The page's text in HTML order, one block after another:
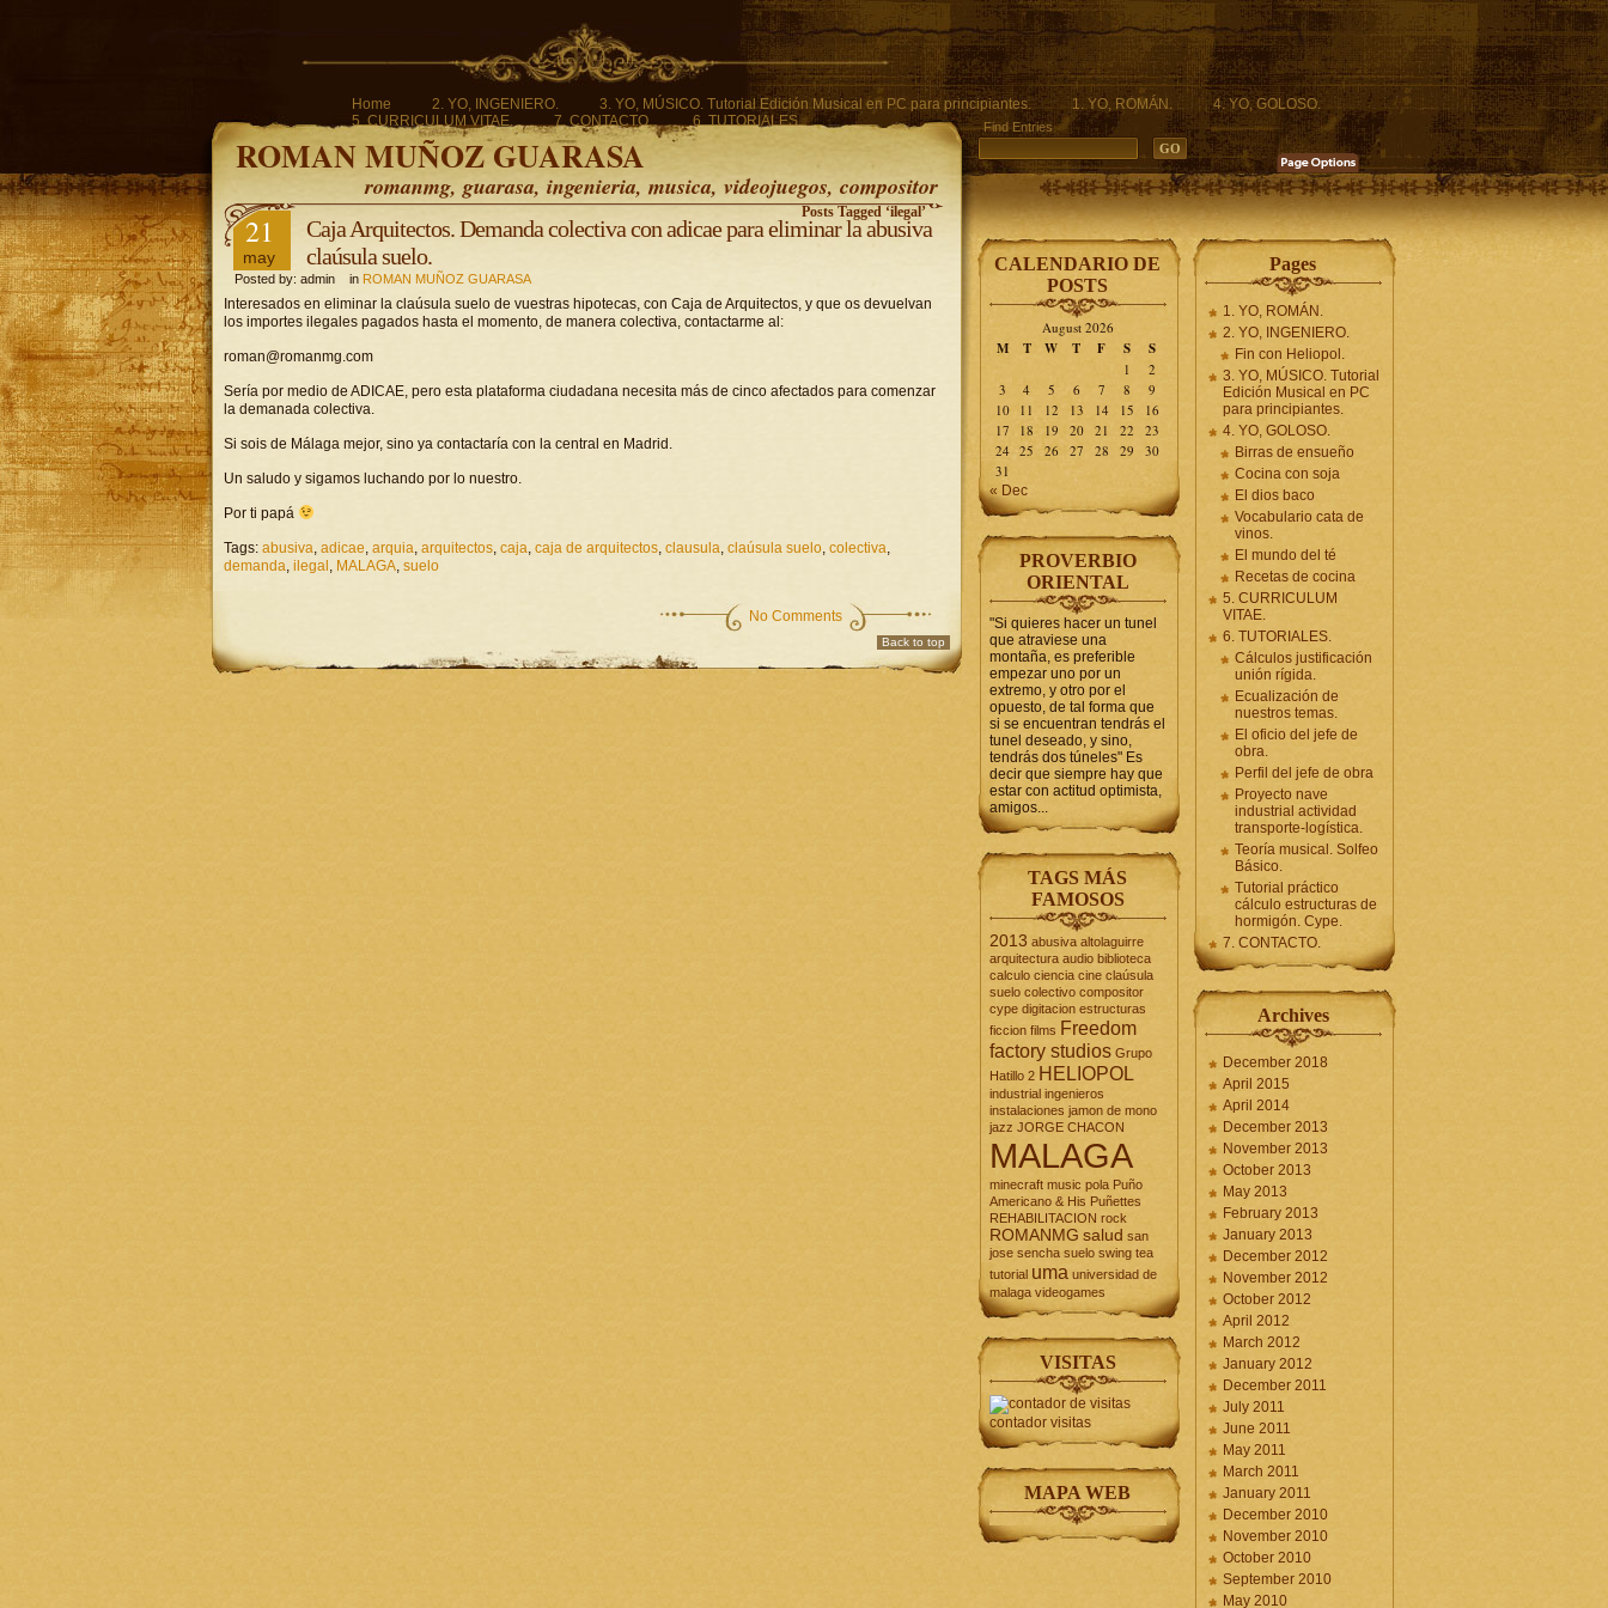
Home 2. YO, INGENIERO. 3. YO, MÚSICO. Tutorial Edición Musical en PC para principiantes. 1. YO, ROMÁN.
4. YO, GOLOSO.
5. CURRICULUM VITAE.
7. CONTACTO. 6. TUTORIALES.
ROMAN MUÑOZ GUARASA
romanmg, guarasa, ingenieria, musica, videojuegos, compositor
Find Entries
Posts Tagged ‘ilegal’
21
may
Caja Arquitectos. Demanda colectiva con adicae para eliminar la abusiva
claúsula suelo.
Posted by: admin in ROMAN MUÑOZ GUARASA
Interesados en eliminar la claúsula suelo de vuestras hipotecas, con Caja de Arquitectos, y que os devuelvan
los importes ilegales pagados hasta el momento, de manera colectiva, contactarme al:
roman@romanmg.com
Sería por medio de ADICAE, pero esta plataforma ciudadana necesita más de cinco afectados para comenzar
la demanada colectiva.
Si sois de Málaga mejor, sino ya contactaría con la central en Madrid.
Un saludo y sigamos luchando por lo nuestro.
Por ti papá
Tags: abusiva, adicae, arquia, arquitectos, caja, caja de arquitectos, clausula, claúsula suelo, colectiva,
demanda, ilegal , MALAGA, suelo
No Comments
Back to top
CALENDARIO DE
POSTS
August 2026
M T W T F S S
1
2
3
4 5 6 7 8
9
10 11 12 13 14 15
16
17
18 19 20 21 22
23
24 25 26 27 28 29
30
31
« Dec
PROVERBIO
ORIENTAL
"Si quieres hacer un tunel
que atraviese una
montaña, es preferible
empezar uno por un
extremo, y otro por el
opuesto, de tal forma que
si se encuentran tendrás el
tunel deseado, y sino,
tendrás dos túneles" Es
decir que siempre hay que
estar con actitud optimista,
amigos...
TAGS MÁS
FAMOSOS
2013 abusiva altolaguirre
arquitectura audio biblioteca
calculo ciencia cine claúsula
suelo colectivo compositor
cype digitacion estructuras
ficcion films Freedom
factory studios Grupo
Hatillo 2 HELIOPOL
industrial ingenieros
instalaciones jamon de mono
jazz JORGE CHACON
MALAGA
minecraft music pola Puño
Americano & His Puñettes
REHABILITACION rock
ROMANMG salud san
jose sencha suelo swing tea
tutorial uma universidad de
malaga videogames
VISITAS
contador visitas
MAPA WEB
Pages
1. YO, ROMÁN.
2. YO, INGENIERO.
Fin con Heliopol.
3. YO, MÚSICO. Tutorial
Edición Musical en PC
para principiantes.
4. YO, GOLOSO.
Birras de ensueño
Cocina con soja
El dios baco
Vocabulario cata de
vinos.
El mundo del té
Recetas de cocina
5. CURRICULUM
VITAE.
6. TUTORIALES.
Cálculos justificación
unión rígida.
Ecualización de
nuestros temas.
El oficio del jefe de
obra.
Perfil del jefe de obra
Proyecto nave
industrial actividad
transporte-logística.
Teoría musical. Solfeo
Básico.
Tutorial práctico
cálculo estructuras de
hormigón. Cype.
7. CONTACTO.
Archives
December 2018
April 2015
April 2014
December 2013
November 2013
October 2013
May 2013
February 2013
January 2013
December 2012
November 2012
October 2012
April 2012
March 2012
January 2012
December 2011
July 2011
June 2011
May 2011
March 2011
January 2011
December 2010
November 2010
October 2010
September 2010
May 2010